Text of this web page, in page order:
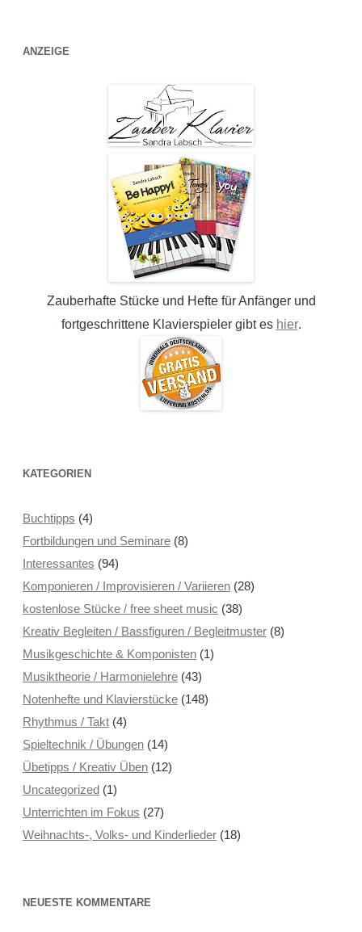
ANZEIGE
Zauberhafte Stücke und Hefte für Anfänger und
fortgeschrittene Klavierspieler gibt es hier.
KATEGORIEN
Buchtipps (4)
Fortbildungen und Seminare(8)
Interessantes (94)
Komponieren / Improvisieren / Variieren(28)
kostenlose Stücke / free sheet music (38)
Kreativ Begleiten / Bassfiguren / Begleitmuster(8)
Musikgeschichte & Komponisten(1)
Musiktheorie / Harmonielehre(43)
Notenhefte und Klavierstücke(148)
Rhythmus / Takt(4)
Spieltechnik / Übungen(14)
Übetipps / Kreativ Üben(12)
Uncategorized(1)
Unterrichten im Fokus (27)
Weihnachts-, Volks- und Kinderlieder(18)
NEUESTE KOMMENTARE